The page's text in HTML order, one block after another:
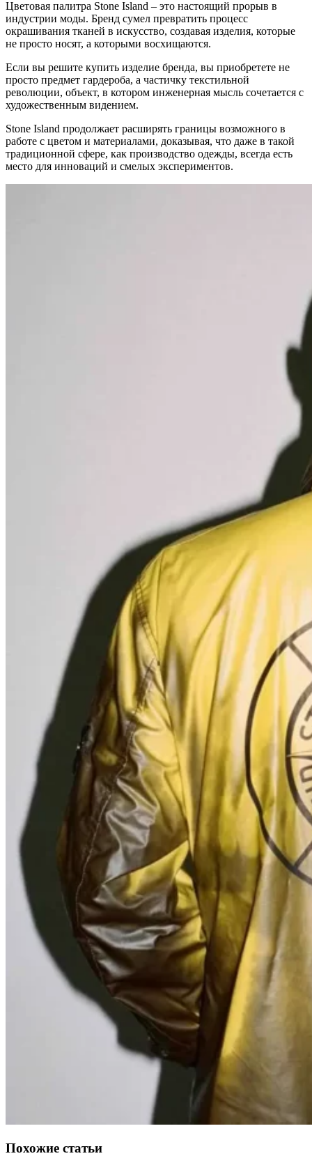
Цветовая палитра Stone Island – это настоящий прорыв в
индустрии моды. Бренд сумел превратить процесс
окрашивания тканей в искусство, создавая изделия, которые
не просто носят, а которыми восхищаются.
Если вы решите купить изделие бренда, вы приобретете не
просто предмет гардероба, а частичку текстильной
революции, объект, в котором инженерная мысль сочетается с
художественным видением.
Stone Island продолжает расширять границы возможного в
работе с цветом и материалами, доказывая, что даже в такой
традиционной сфере, как производство одежды, всегда есть
место для инноваций и смелых экспериментов.
Похожие статьи